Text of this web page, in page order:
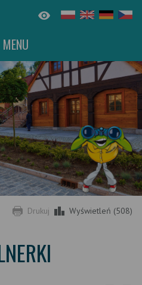
MENU
Drukuj Wyświetleń (508)